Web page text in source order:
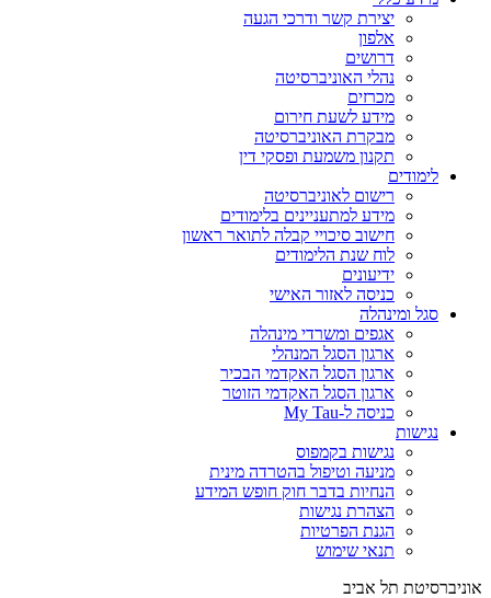
יצירת קשר ודרכי הגעה
אלפון
דרושים
נהלי האוניברסיטה
מכרזים
מידע לשעת חירום
מבקרת האוניברסיטה
תקנון משמעת ופסקי דין
לימודים
רישום לאוניברסיטה
מידע למתעניינים בלימודים
חישוב סיכויי קבלה לתואר ראשון
לוח שנת הלימודים
ידיעונים
כניסה לאזור האישי
סגל ומינהלה
אגפים ומשרדי מינהלה
ארגון הסגל המנהלי
ארגון הסגל האקדמי הבכיר
ארגון הסגל האקדמי הזוטר
כניסה ל-My Tau
נגישות
נגישות בקמפוס
מניעה וטיפול בהטרדה מינית
הנחיות בדבר חוק חופש המידע
הצהרת נגישות
הגנת הפרטיות
תנאי שימוש
אוניברסיטת תל אביב